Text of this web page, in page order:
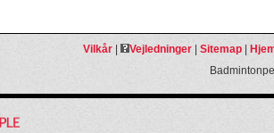
Vilkår| Vejledninger| Sitemap|